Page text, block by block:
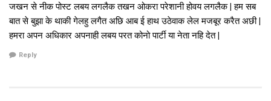
जखन से नीक पोस्ट लबय लगलैक तखन ओकरा परेशानी होवय लगलैक | हम सब
बात से बुझा के थाकी गेलहु लगैत अछि आब ई हाथ उठेवाक लेल मजबूर करैत अछी |
हमरा अपन अधिकार अपनाही लबय परत कोनो पार्टी या नेता नहि देत |
Reply